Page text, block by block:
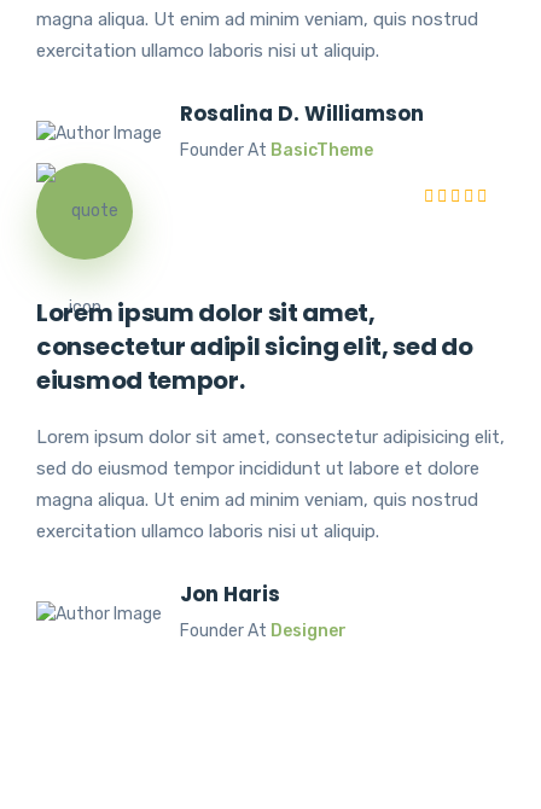
magna aliqua. Ut enim ad minim veniam, quis nostrud
exercitation ullamco laboris nisi ut aliquip.
Rosalina D. Williamson
Founder At BasicTheme
Lorem ipsum dolor sit amet,
consectetur adipil sicing elit, sed do
eiusmod tempor.
Lorem ipsum dolor sit amet, consectetur adipisicing elit,
sed do eiusmod tempor incididunt ut labore et dolore
magna aliqua. Ut enim ad minim veniam, quis nostrud
exercitation ullamco laboris nisi ut aliquip.
Jon Haris
Founder At Designer